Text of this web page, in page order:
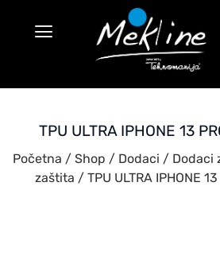
TPU ULTRA IPHONE 13
Početna / Shop / Dodaci / Dodaci
zaštita / TPU ULTRA IPHONE